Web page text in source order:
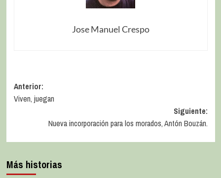
Jose Manuel Crespo
Anterior:
Viven, juegan
Siguiente:
Nueva incorporación para los morados, Antón Bouzán.
Más historias